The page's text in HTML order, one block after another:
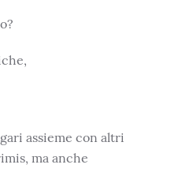
assieme con altri
ma anche